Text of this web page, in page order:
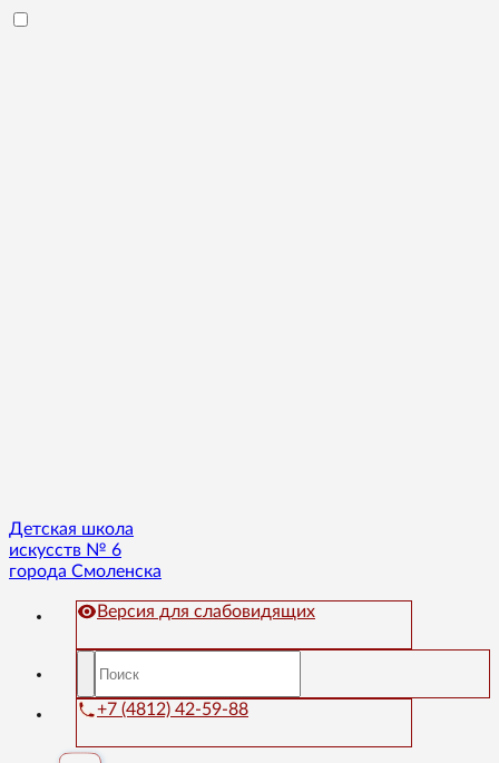
Детская школа
искусств № 6
города Смоленска
Версия для слабовидящих
+7 (4812) 42-59-88